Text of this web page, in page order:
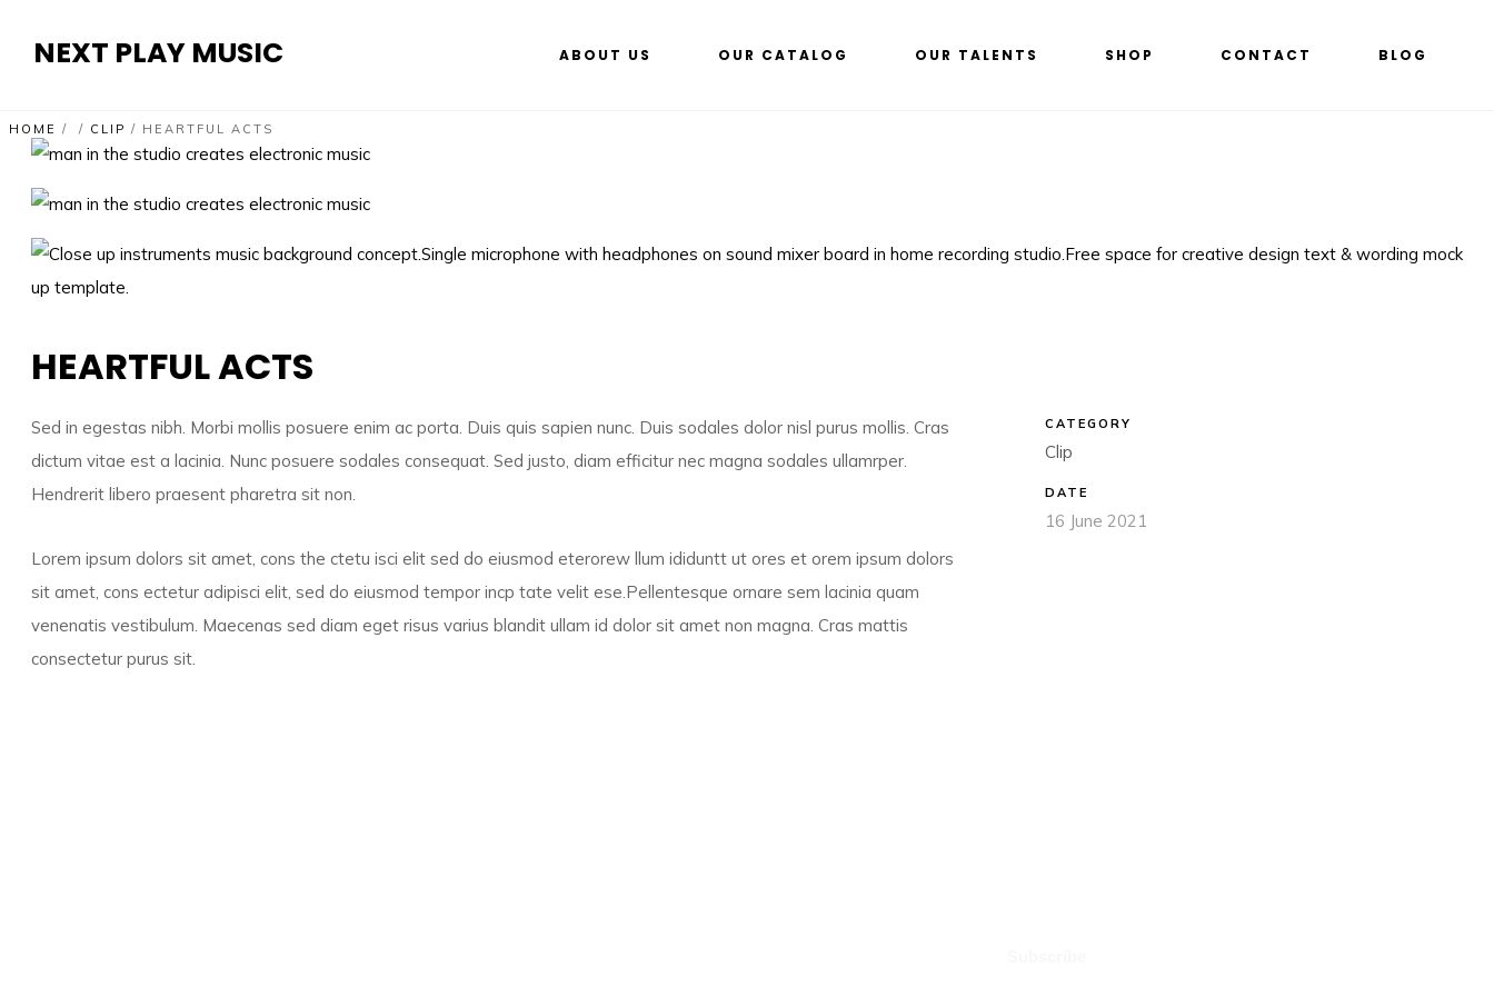
NEXT PLAY MUSIC ABOUT US OUR CATALOG OUR TALENTS SHOP CONTACT BLOG
HOME / / CLIP / HEARTFUL ACTS
HEARTFUL ACTS
Sed in egestas nibh. Morbi mollis posuere enim ac porta. Duis quis sapien nunc. Duis sodales dolor nisl purus mollis. Cras
dictum vitae est a lacinia. Nunc posuere sodales consequat. Sed justo, diam efficitur nec magna sodales ullamrper.
Hendrerit libero praesent pharetra sit non.
Lorem ipsum dolors sit amet, cons the ctetu isci elit sed do eiusmod eterorew llum ididuntt ut ores et orem ipsum dolors
sit amet, cons ectetur adipisci elit, sed do eiusmod tempor incp tate velit ese.Pellentesque ornare sem lacinia quam
venenatis vestibulum. Maecenas sed diam eget risus varius blandit ullam id dolor sit amet non magna. Cras mattis
consectetur purus sit.
CATEGORY
Clip
DATE
16 June 2021